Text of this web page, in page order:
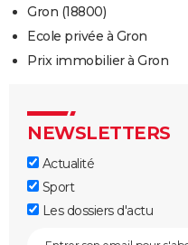
Gron (18800)
Ecole privée à Gron
Prix immobilier à Gron
NEWSLETTERS
Actualité
Sport
Les dossiers d'actu